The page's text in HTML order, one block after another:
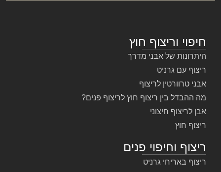
חיפוי וריצוף חוץ
היתרונות של אבני מדרך
ריצוף עם גרניט
אבני טרוורטין לריצוף
מה ההבדל בין ריצוף חוץ לריצוף פנים?
אבן לריצוף חיצוני
ריצוף חוץ
ריצוף וחיפוי פנים
ריצוף באריחי גרניט